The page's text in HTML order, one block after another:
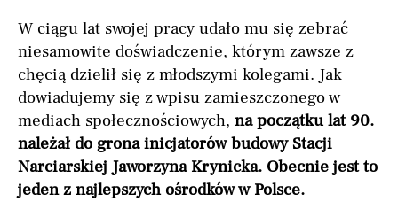
W ciągu lat swojej pracy udało mu się zebrać
niesamowite doświadczenie, którym zawsze z
chęcią dzielił się z młodszymi kolegami. Jak
dowiadujemy się z wpisu zamieszczonego w
mediach społecznościowych, na początku lat 90.
należał do grona inicjatorów budowy Stacji
Narciarskiej Jaworzyna Krynicka. Obecnie jest to
jeden z najlepszych ośrodków w Polsce.